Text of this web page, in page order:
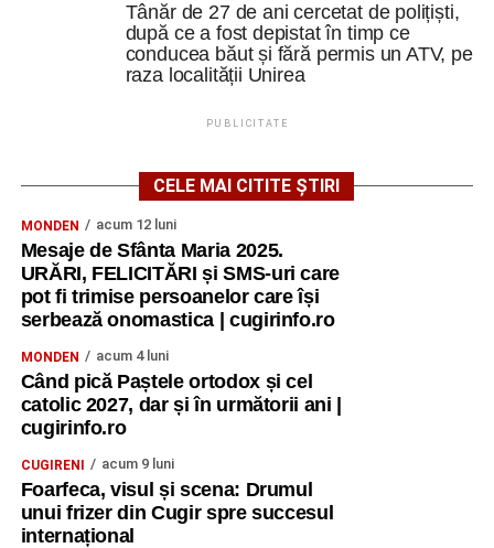
Tânăr de 27 de ani cercetat de polițiști,
după ce a fost depistat în timp ce
conducea băut și fără permis un ATV, pe
raza localității Unirea
PUBLICITATE
CELE MAI CITITE ȘTIRI
MONDEN acum 12 luni
Mesaje de Sfânta Maria 2025.
URĂRI, FELICITĂRI și SMS-uri care
pot fi trimise persoanelor care își
serbează onomastica | cugirinfo.ro
MONDEN acum 4 luni
Când pică Paștele ortodox și cel
catolic 2027, dar și în următorii ani |
cugirinfo.ro
CUGIRENI acum 9 luni
Foarfeca, visul și scena: Drumul
unui frizer din Cugir spre succesul
internațional